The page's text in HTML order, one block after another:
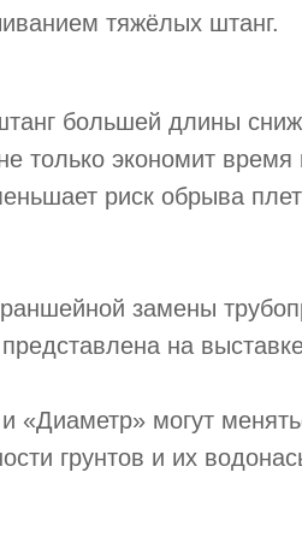
тяжёлых штанг.
большей длины
только экономит время
риск обрыва
замены
на
могут
грунтов и их